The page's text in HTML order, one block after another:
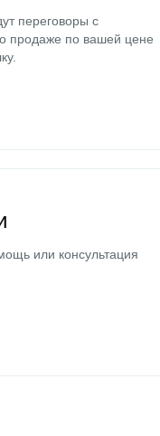
переговоры с
продаже по вашей цене
или консультация